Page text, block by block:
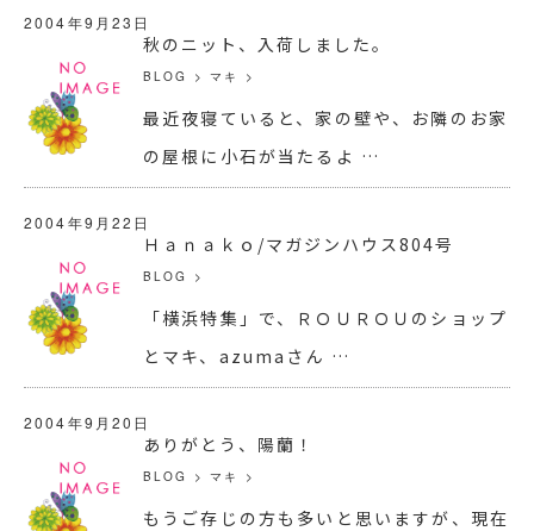
2004年9月23日
秋のニット、入荷しました。
BLOG >マキ >
最近夜寝ていると、家の壁や、お隣のお家
の屋根に小石が当たるよ …
2004年9月22日
Ｈａｎａｋｏ/マガジンハウス804号
BLOG >
「横浜特集」で、ＲＯＵＲＯＵのショップ
とマキ、azumaさん …
2004年9月20日
ありがとう、陽蘭！
BLOG >マキ >
もうご存じの方も多いと思いますが、現在